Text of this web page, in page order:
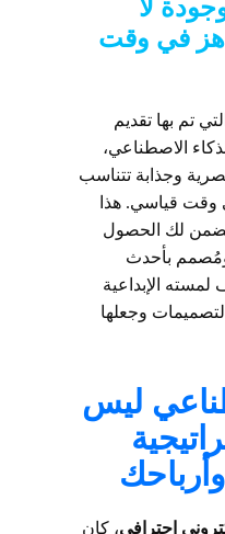
لا
في وقت
تم بها تقديم
الاصطناعي،
وجذابة تتناسب
وقت قياسي. هذا
لك الحصول
بأحدث
لمسته الإبداعية
وجعلها
ليس
احترافي، كان